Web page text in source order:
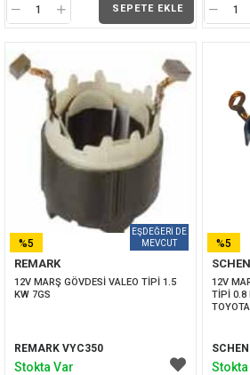
SEPETE EKLE
REMARK
12V MARŞ GÖVDESİ VALEO TİPİ 1.5
KW 7GS
REMARK VYC350
%5
İNDIRIM
Stokta Var
12V
TİPİ 0.8
%5
İNDIRIM
Stokta